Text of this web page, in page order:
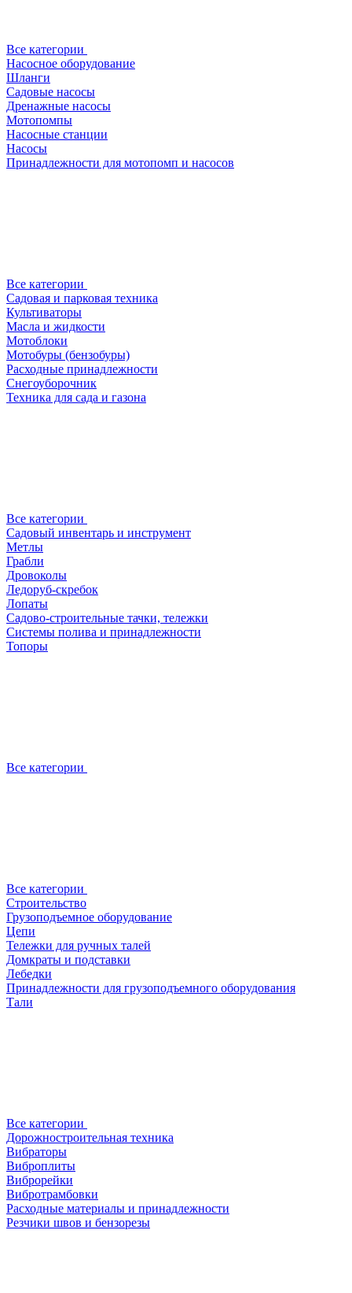
Все категории
Насосное оборудование
Шланги
Садовые насосы
Дренажные насосы
Мотопомпы
Насосные станции
Насосы
Принадлежности для мотопомп и насосов
Все категории
Садовая и парковая техника
Культиваторы
Масла и жидкости
Мотоблоки
Мотобуры (бензобуры)
Расходные принадлежности
Снегоуборочник
Техника для сада и газона
Все категории
Садовый инвентарь и инструмент
Метлы
Грабли
Дровоколы
Ледоруб-скребок
Лопаты
Садово-строительные тачки, тележки
Системы полива и принадлежности
Топоры
Все категории
Все категории
Строительство
Грузоподъемное оборудование
Цепи
Тележки для ручных талей
Домкраты и подставки
Лебедки
Принадлежности для грузоподъемного оборудования
Тали
Все категории
Дорожностроительная техника
Вибраторы
Виброплиты
Виброрейки
Вибротрамбовки
Расходные материалы и принадлежности
Резчики швов и бензорезы